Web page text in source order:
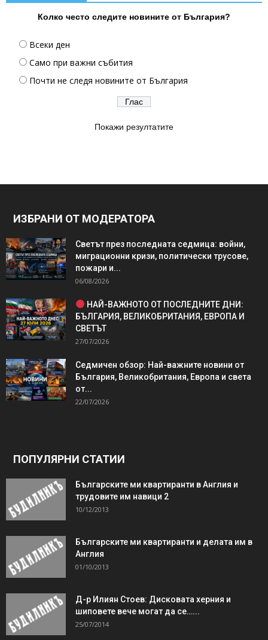
Колко често следите новините от България?
Всеки ден
Само при важни събития
Почти не следя новините от България
Покажи резултатите
ИЗБРАНИ ОТ МОДЕРАТОРА
Светът през последната седмица: войни,
миграционни кризи, политически трусове,
пожари и...
06/08/2026
НАЙ-ВАЖНОТО ОТ ПОСЛЕДНИТЕ ДНИ:
БЪЛГАРИЯ, ВЕЛИКОБРИТАНИЯ, ЕВРОПА И
СВЕТЪТ
27/07/2026
Седмичен обзор: Най-важните новини от
България, Великобритания, Европа и света
от...
22/07/2026
ПОПУЛЯРНИ СТАТИИ
Българските ми квартиранти в Англия и
трудовите им навици 2
10/12/2013
Българските ми квартиранти и делата им в
Англия
01/10/2013
Д-р Илиян Стоев: Дисковата херния и
шиповете вече могат да се…...
25/07/2014